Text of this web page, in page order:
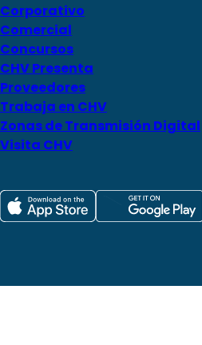
Corporativo
Comercial
Concursos
CHV Presenta
Proveedores
Trabaja en CHV
Zonas de Transmisión Digital
Visita CHV